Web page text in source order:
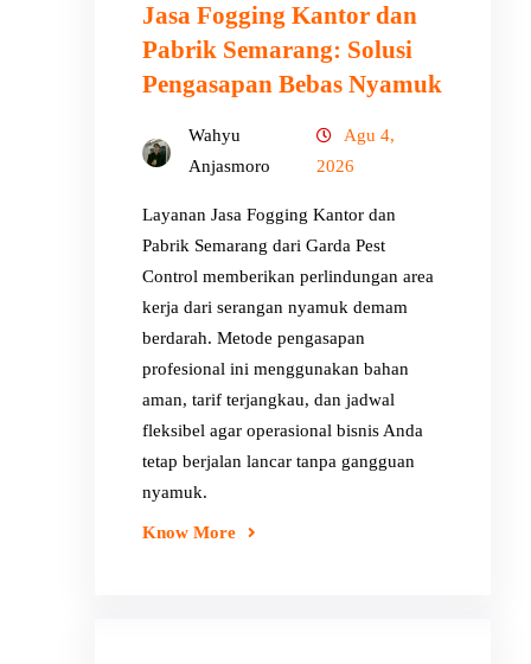
Jasa Fogging Kantor dan
Pabrik Semarang: Solusi
Pengasapan Bebas Nyamuk
Wahyu
Anjasmoro
Agu 4,
2026
Layanan Jasa Fogging Kantor dan
Pabrik Semarang dari Garda Pest
Control memberikan perlindungan area
kerja dari serangan nyamuk demam
berdarah. Metode pengasapan
profesional ini menggunakan bahan
aman, tarif terjangkau, dan jadwal
fleksibel agar operasional bisnis Anda
tetap berjalan lancar tanpa gangguan
nyamuk.
Know More